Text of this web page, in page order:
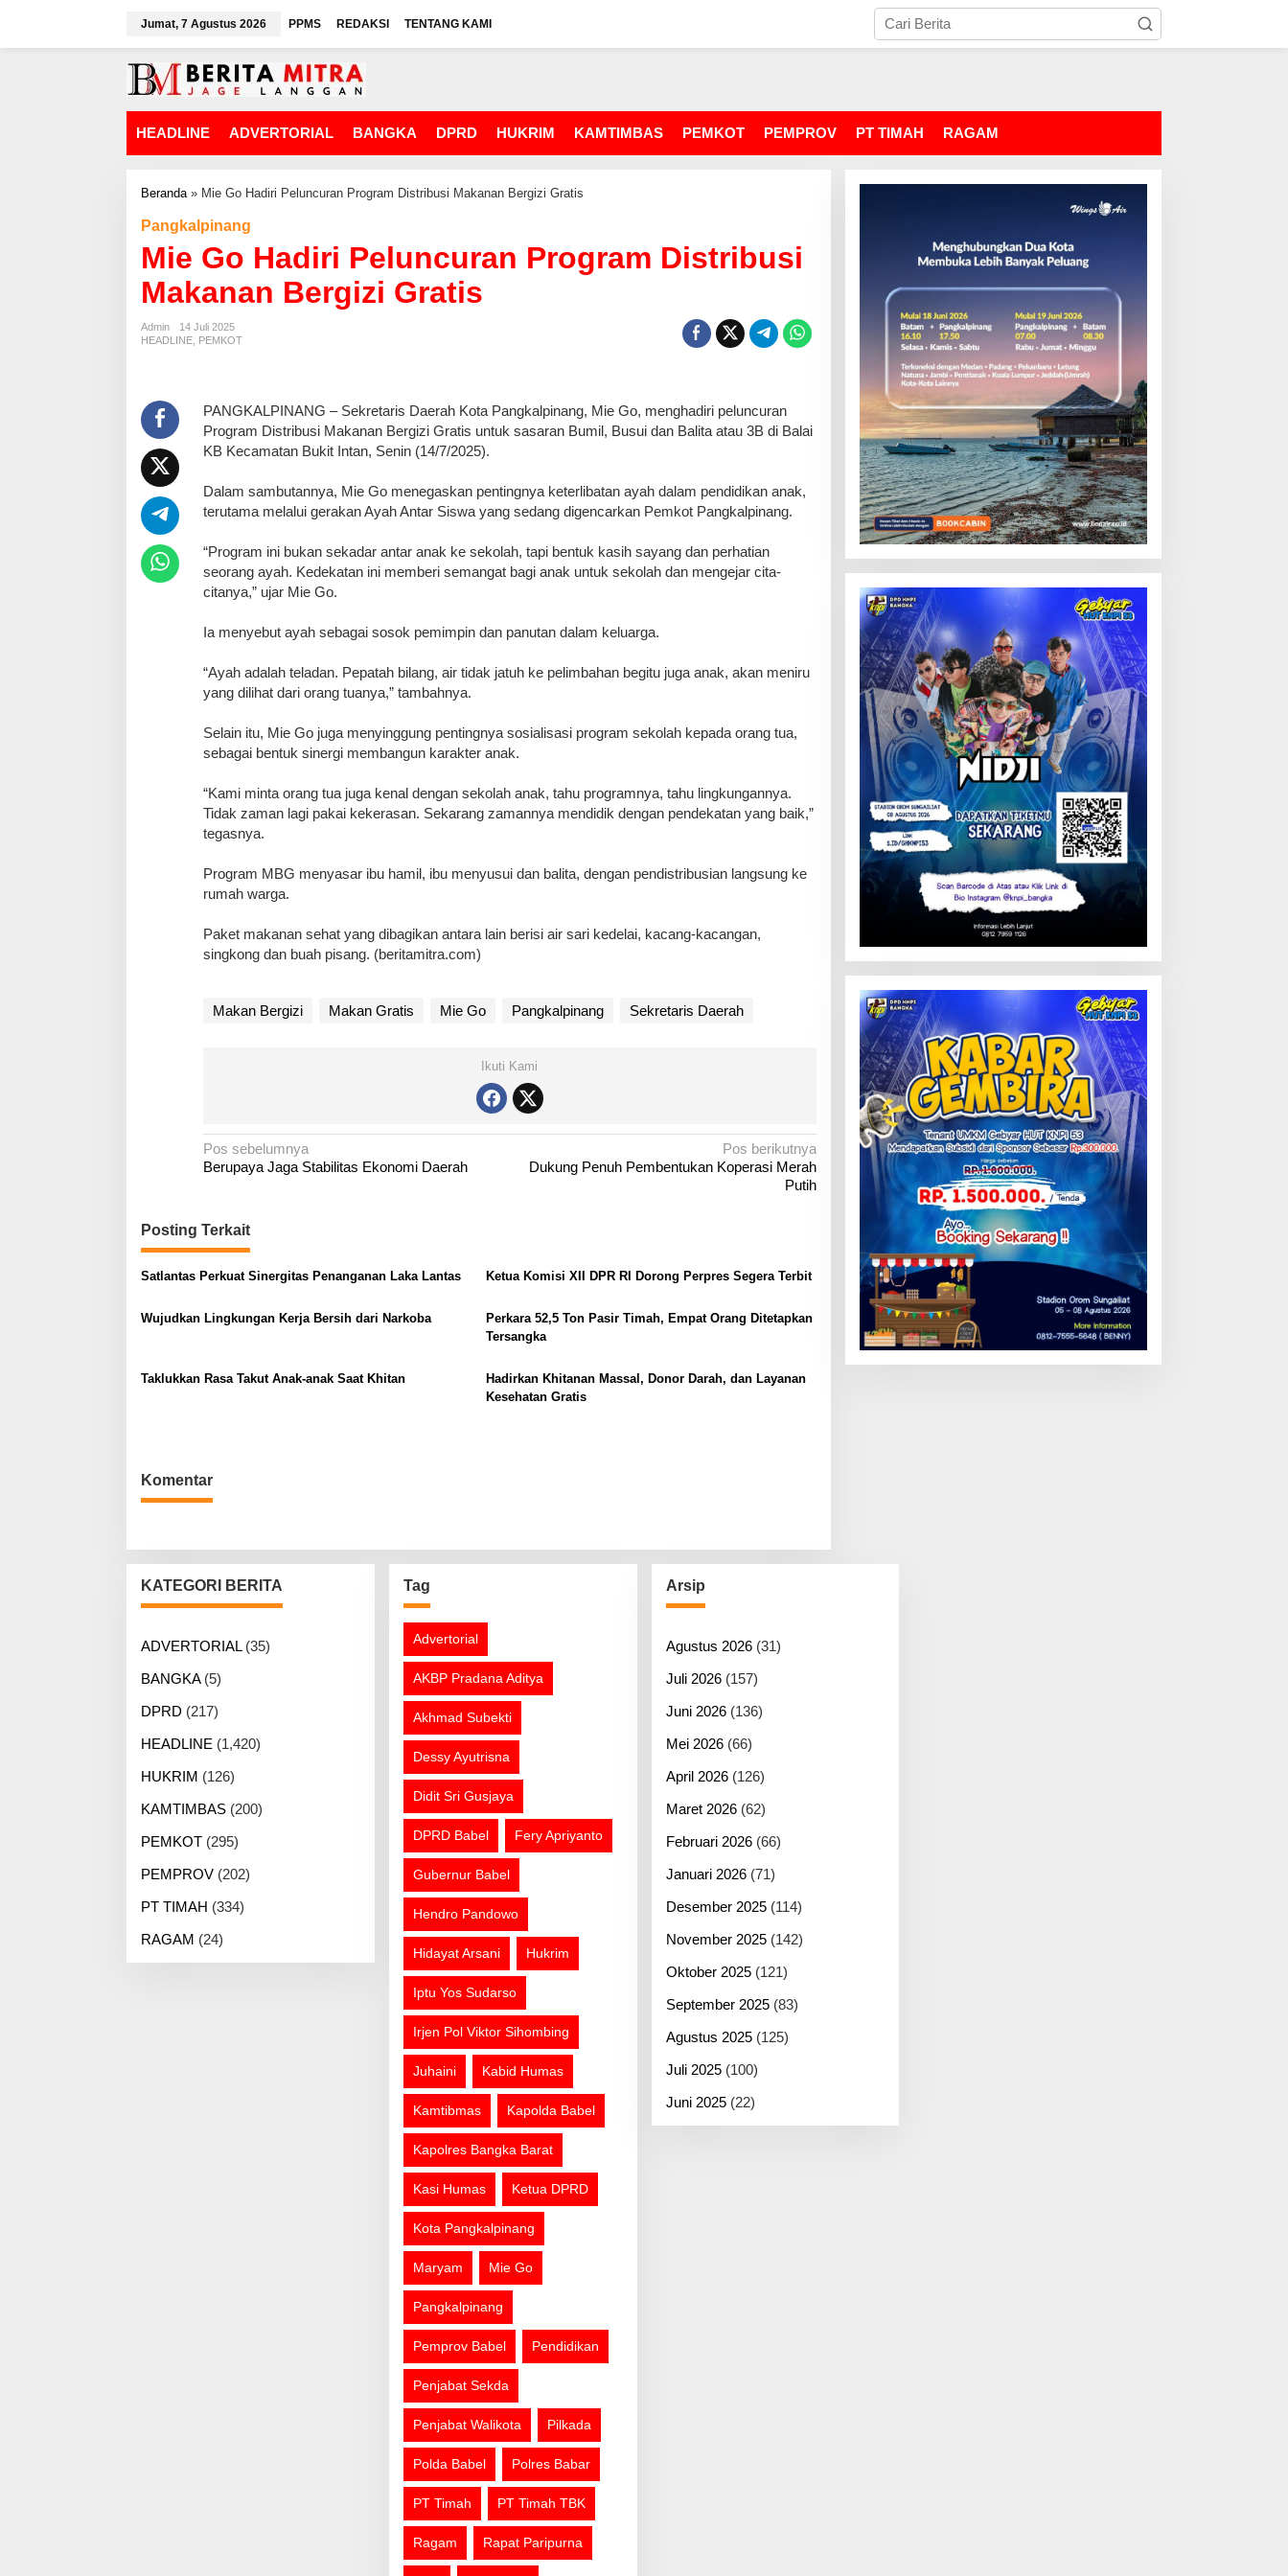
w
Jumat, 7 Agustus 2026 PPMS REDAKSI TENTANG KAMI
HEADLINE ADVERTORIAL BANGKA DPRD HUKRIM KAMTIMBAS PEMKOT PEMPROV PT TIMAH RAGAM
Beranda» Mie Go Hadiri Peluncuran Program Distribusi Makanan Bergizi Gratis
Pangkalpinang
Mie Go Hadiri Peluncuran Program Distribusi
Makanan Bergizi Gratis
Admin
14 Juli 2025
HEADLINE PEMKOT
‎PANGKALPINANG – Sekretaris Daerah Kota Pangkalpinang, Mie Go, menghadiri peluncuran
Program Distribusi Makanan Bergizi Gratis untuk sasaran Bumil, Busui dan Balita atau 3B di Balai
KB Kecamatan Bukit Intan, Senin (14/7/2025).
‎Dalam sambutannya, Mie Go menegaskan pentingnya keterlibatan ayah dalam pendidikan anak,
terutama melalui gerakan Ayah Antar Siswa yang sedang digencarkan Pemkot Pangkalpinang.
‎“Program ini bukan sekadar antar anak ke sekolah, tapi bentuk kasih sayang dan perhatian
seorang ayah. Kedekatan ini memberi semangat bagi anak untuk sekolah dan mengejar cita-
citanya,” ujar Mie Go.
‎Ia menyebut ayah sebagai sosok pemimpin dan panutan dalam keluarga.
‎“Ayah adalah teladan. Pepatah bilang, air tidak jatuh ke pelimbahan begitu juga anak, akan meniru
yang dilihat dari orang tuanya,” tambahnya.
‎Selain itu, Mie Go juga menyinggung pentingnya sosialisasi program sekolah kepada orang tua,
sebagai bentuk sinergi membangun karakter anak.
‎“Kami minta orang tua juga kenal dengan sekolah anak, tahu programnya, tahu lingkungannya.
Tidak zaman lagi pakai kekerasan. Sekarang zamannya mendidik dengan pendekatan yang baik,”
tegasnya.
‎Program MBG menyasar ibu hamil, ibu menyusui dan balita, dengan pendistribusian langsung ke
rumah warga.
‎Paket makanan sehat yang dibagikan antara lain berisi air sari kedelai, kacang-kacangan,
singkong dan buah pisang. (beritamitra.com)
Makan Bergizi Makan Gratis Mie Go Pangkalpinang Sekretaris Daerah
Ikuti Kami
N
a
i
g
a
i
o
Pos sebelumnya
Berupaya Jaga Stabilitas Ekonomi Daerah
Pos berikutnya
Dukung Penuh Pembentukan Koperasi Merah
Putih
Posting Terkait
Satlantas Perkuat Sinergitas Penanganan Laka Lantas Ketua Komisi XII DPR RI Dorong Perpres Segera Terbit
Wujudkan Lingkungan Kerja Bersih dari Narkoba
Perkara 52,5 Ton Pasir Timah, Empat Orang Ditetapkan
Tersangka
Taklukkan Rasa Takut Anak-anak Saat Khitan
Hadirkan Khitanan Massal, Donor Darah, dan Layanan
Kesehatan Gratis
Komentar
KATEGORI BERITA
ADVERTORIAL(35)
BANGKA(5)
DPRD (217)
HEADLINE (1,420)
HUKRIM (126)
KAMTIMBAS (200)
PEMKOT (295)
PEMPROV (202)
PT TIMAH (334)
RAGAM (24)
Tag
Advertorial
AKBP Pradana Aditya
Akhmad Subekti
Dessy Ayutrisna
Didit Sri Gusjaya
DPRD Babel Fery Apriyanto
Gubernur Babel
Hendro Pandowo
Hidayat Arsani Hukrim
Iptu Yos Sudarso
Irjen Pol Viktor Sihombing
Juhaini Kabid Humas
Kamtibmas Kapolda Babel
Kapolres Bangka Barat
Kasi Humas Ketua DPRD
Kota Pangkalpinang
Maryam Mie Go
Pangkalpinang
Pemprov Babel Pendidikan
Penjabat Sekda
Penjabat Walikota Pilkada
Polda Babel Polres Babar
PT Timah PT Timah TBK
Ragam Rapat Paripurna
Arsip
Agustus 2026(31)
Juli 2026(157)
Juni 2026(136)
Mei 2026(66)
April 2026(126)
Maret 2026(62)
Februari 2026(66)
Januari 2026(71)
Desember 2025(114)
November 2025(142)
Oktober 2025(121)
September 2025(83)
Agustus 2025(125)
Juli 2025(100)
Juni 2025(22)